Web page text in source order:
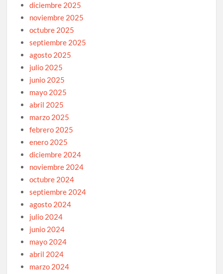
diciembre 2025
noviembre 2025
octubre 2025
septiembre 2025
agosto 2025
julio 2025
junio 2025
mayo 2025
abril 2025
marzo 2025
febrero 2025
enero 2025
diciembre 2024
noviembre 2024
octubre 2024
septiembre 2024
agosto 2024
julio 2024
junio 2024
mayo 2024
abril 2024
marzo 2024